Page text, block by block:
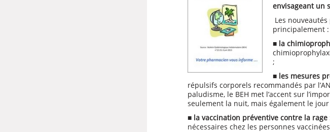
envisageant un
Les
principalement :
■ la
;
■ les mesures
répulsifs corporels recommandés par
paludisme, le BEH met l’accent sur
seulement la nuit, mais également le jour
■ la vaccination préventive contre la rage
nécessaires chez les personnes